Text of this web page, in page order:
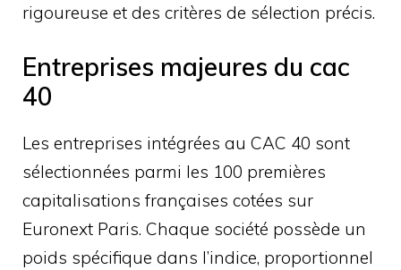
rigoureuse et des critères de sélection précis.
Entreprises majeures du cac
40
Les entreprises intégrées au CAC 40 sont
sélectionnées parmi les 100 premières
capitalisations françaises cotées sur
Euronext Paris. Chaque société possède un
poids spécifique dans l’indice, proportionnel